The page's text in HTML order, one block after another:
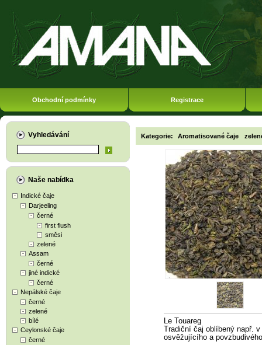
Obchodní podmínky Registrace
Vyhledávání
Naše nabídka
Indické čaje
Darjeeling
černé
first flush
směsi
zelené
Assam
černé
jiné indické
černé
Nepálské čaje
černé
zelené
bílé
Ceylonské čaje
černé
Kategorie: Aromatisované čaje
Le Touareg
Tradiční čaj oblíbený např.
osvěžujícího a